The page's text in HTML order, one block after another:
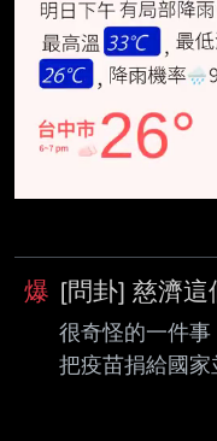
爆 [問卦] 慈濟這
很奇怪的一件
把疫苗捐給國家